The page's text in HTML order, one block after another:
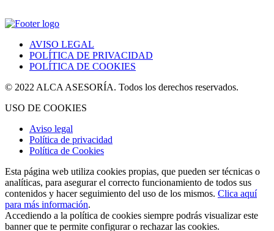
AVISO LEGAL
POLÍTICA DE PRIVACIDAD
POLÍTICA DE COOKIES
© 2022 ALCA ASESORÍA. Todos los derechos reservados.
USO DE COOKIES
Aviso legal
Política de privacidad
Política de Cookies
Esta página web utiliza cookies propias, que pueden ser técnicas o
analíticas, para asegurar el correcto funcionamiento de todos sus
contenidos y hacer seguimiento del uso de los mismos. Clica aquí
para más información.
Accediendo a la política de cookies siempre podrás visualizar este
banner que te permite configurar o rechazar las cookies.